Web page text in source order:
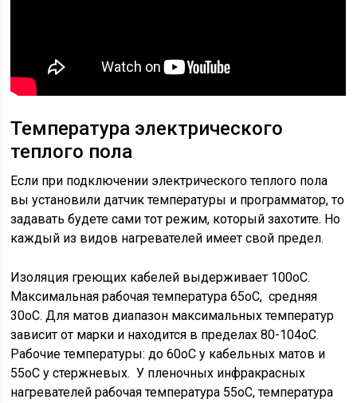
Температура электрического
теплого пола
Если при подключении электрического теплого пола
вы установили датчик температуры и программатор, то
задавать будете сами тот режим, который захотите. Но
каждый из видов нагревателей имеет свой предел.
Изоляция греющих кабелей выдерживает 100оС.
Максимальная рабочая температура 65оС, средняя
30оС. Для матов диапазон максимальных температур
зависит от марки и находится в пределах 80-104оС.
Рабочие температуры: до 60оС у кабельных матов и
55оС у стержневых. У пленочных инфракрасных
нагревателей рабочая температура 55оС, температура